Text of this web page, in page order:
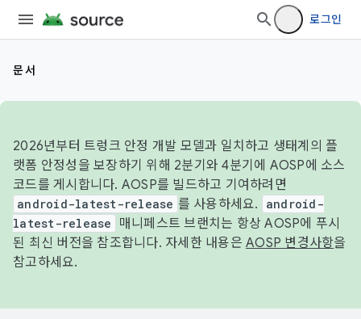
로그인
문서
2026년부터 트렁크 안정 개발 모델과 일치하고 생태계의 플
랫폼 안정성을 보장하기 위해 2분기와 4분기에 AOSP에 소스
코드를 게시합니다. AOSP를 빌드하고 기여하려면
android-latest-release 를 사용하세요.
android-
latest-release
매니페스트 브랜치는 항상 AOSP에 푸시
된 최신 버전을 참조합니다. 자세한 내용은 AOSP 변경사항을
참고하세요.